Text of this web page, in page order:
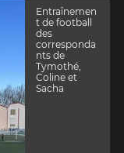
Entraînemen
t de football
des
corresponda
nts de
Tymothé,
Coline et
Sacha